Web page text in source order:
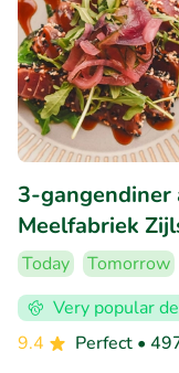
3-gangendiner
Meelfabriek
Today Tomorrow
Very popular
9.4
Perfect •